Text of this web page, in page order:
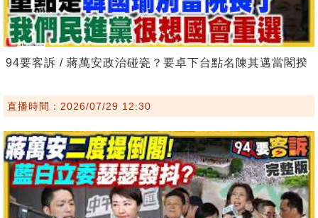
94要客訴 / 蔣萬安政治碰瓷？要卓下台點名陳其邁當閣揆
直播時間：2026/07/29 12:30